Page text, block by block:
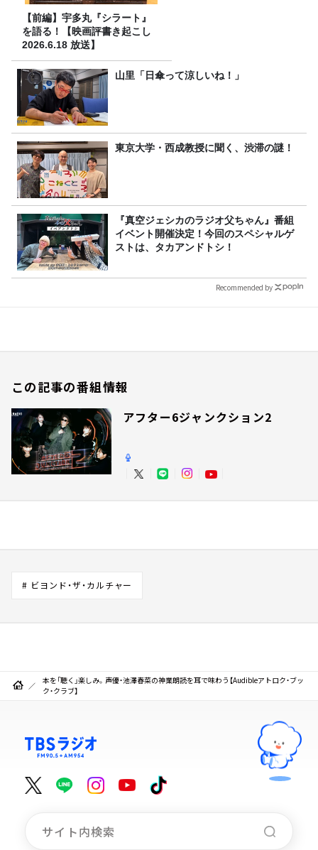
【前編】宇多丸『シラート』
を語る！【映画評書き起こし
2026.6.18 放送】
山里「日傘って涼しいね！」
東京大学・西成教授に聞く、渋滞の謎！
『真空ジェシカのラジオ父ちゃん』番組
イベント開催決定！今回のスペシャルゲ
ストは、タカアンドトシ！
Recommended by
この記事の番組情報
アフター6ジャンクション2
# ビヨンド・ザ・カルチャー
本を「聴く」楽しみ。声優・池澤春菜の神業朗読を耳で味わう【Audibleアトロク・ブッ
ク・クラブ】